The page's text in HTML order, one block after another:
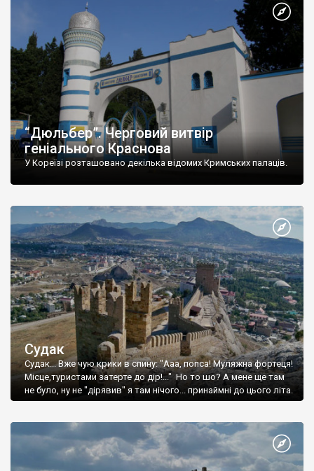
“Дюльбер”. Черговий витвір
геніального Краснова
У Кореїзі розташовано декілька відомих Кримських палаців.
Судак
Судак... Вже чую крики в спину: "Ааа, попса! Муляжна фортеця!
Місце,туристами затерте до дір!..." Но то шо? А мене ще там
не було, ну не "дірявив" я там нічого... принаймні до цього літа.